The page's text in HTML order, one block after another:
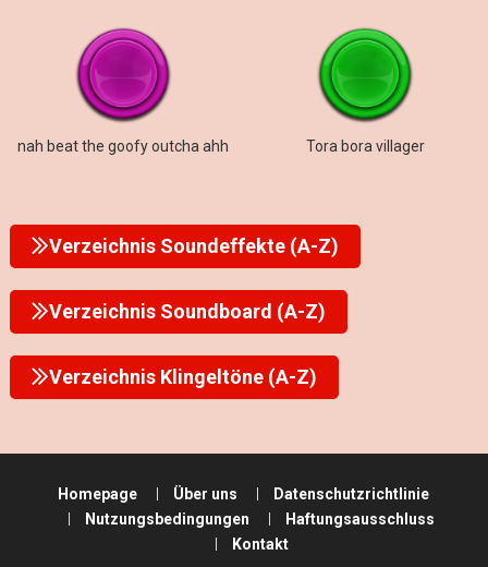
nah beat the goofy outcha ahh Tora bora villager
Verzeichnis Soundeffekte (A-Z)
Verzeichnis Soundboard (A-Z)
Verzeichnis Klingeltöne (A-Z)
Homepage Über uns
Datenschutzrichtlinie
Nutzungsbedingungen
Haftungsausschluss
Kontakt